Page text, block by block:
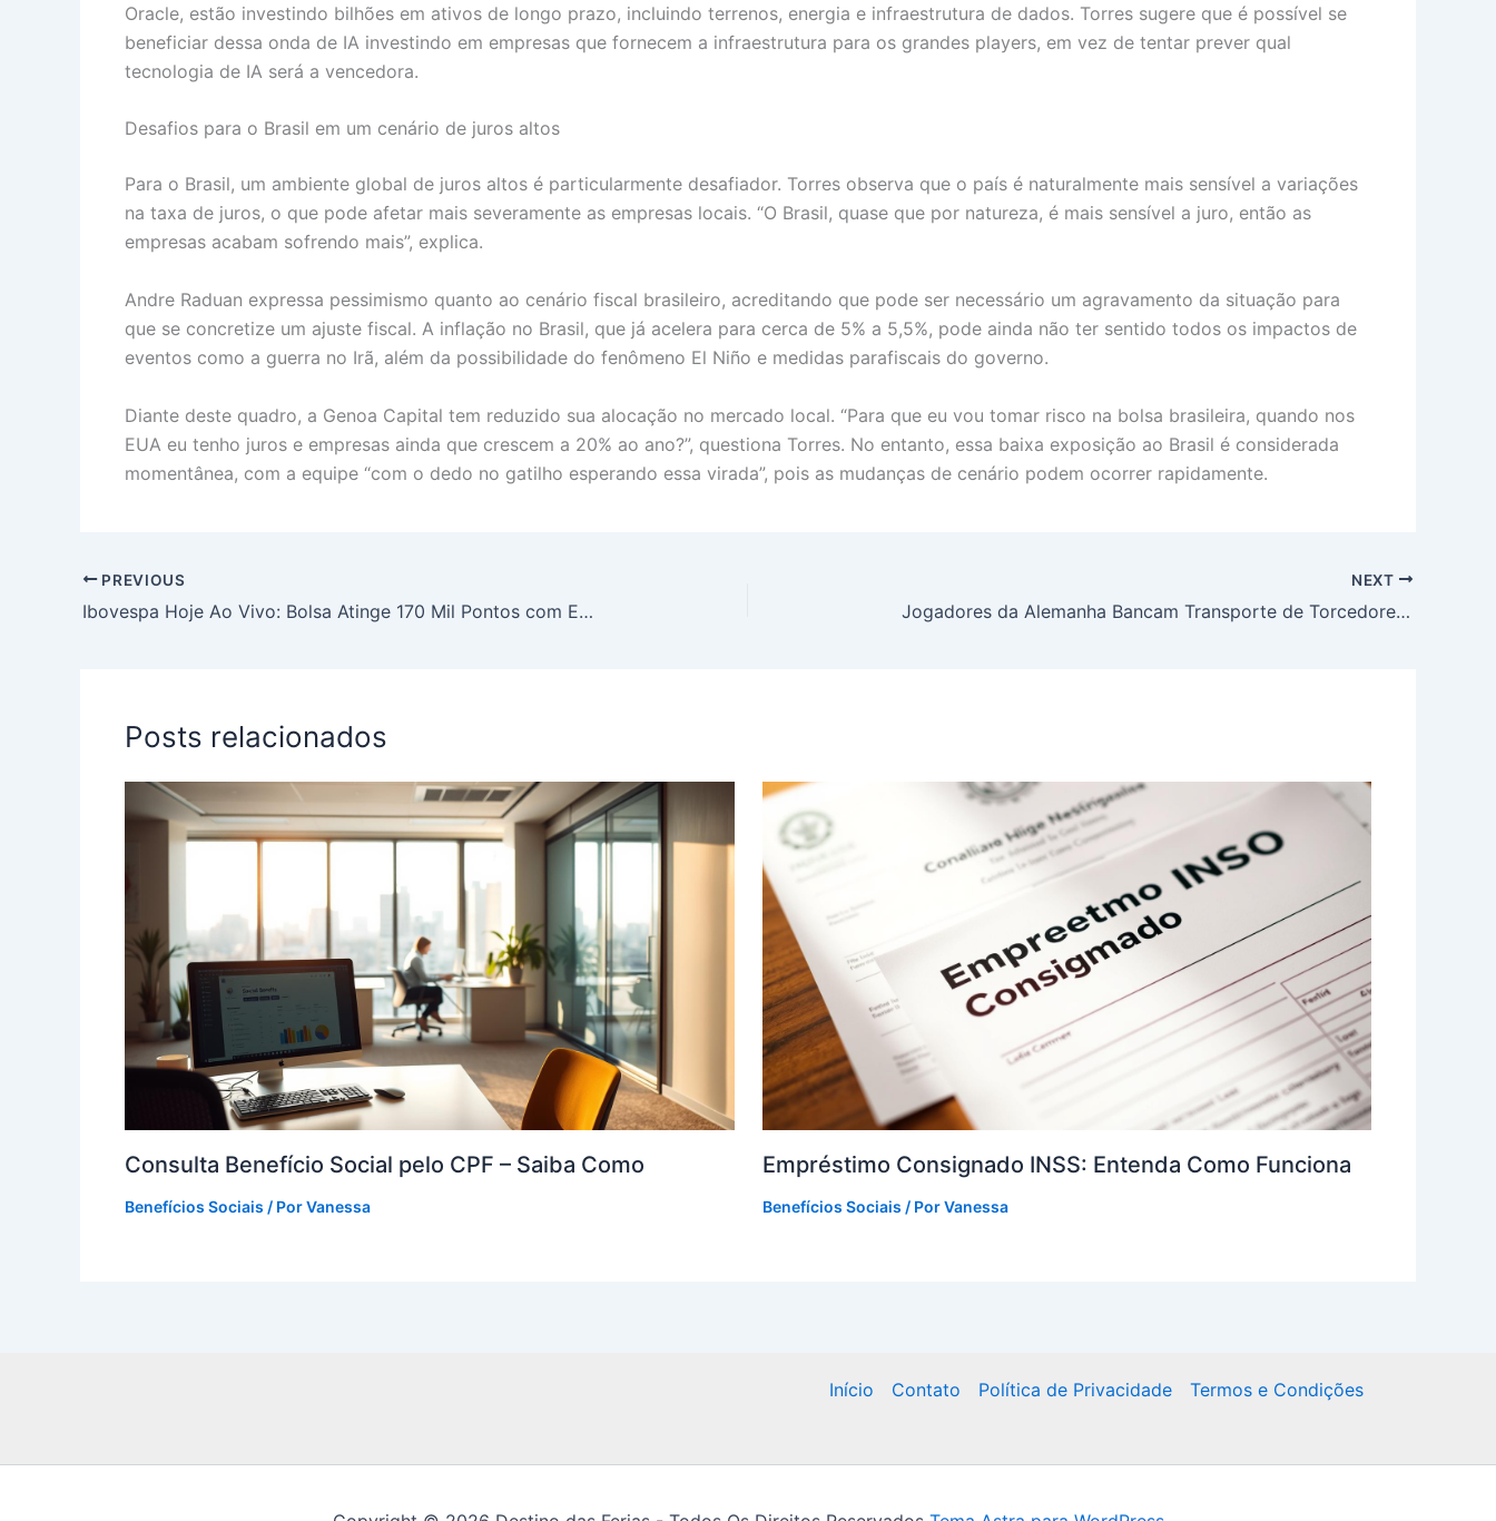
Oracle, estão investindo bilhões em ativos de longo prazo, incluindo terrenos, energia e infraestrutura de dados. Torres sugere que é possível se
beneficiar dessa onda de IA investindo em empresas que fornecem a infraestrutura para os grandes players, em vez de tentar prever qual
tecnologia de IA será a vencedora.
Desafios para o Brasil em um cenário de juros altos
Para o Brasil, um ambiente global de juros altos é particularmente desafiador. Torres observa que o país é naturalmente mais sensível a variações
na taxa de juros, o que pode afetar mais severamente as empresas locais. “O Brasil, quase que por natureza, é mais sensível a juro, então as
empresas acabam sofrendo mais”, explica.
Andre Raduan expressa pessimismo quanto ao cenário fiscal brasileiro, acreditando que pode ser necessário um agravamento da situação para
que se concretize um ajuste fiscal. A inflação no Brasil, que já acelera para cerca de 5% a 5,5%, pode ainda não ter sentido todos os impactos de
eventos como a guerra no Irã, além da possibilidade do fenômeno El Niño e medidas parafiscais do governo.
Diante deste quadro, a Genoa Capital tem reduzido sua alocação no mercado local. “Para que eu vou tomar risco na bolsa brasileira, quando nos
EUA eu tenho juros e empresas ainda que crescem a 20% ao ano?”, questiona Torres. No entanto, essa baixa exposição ao Brasil é considerada
momentânea, com a equipe “com o dedo no gatilho esperando essa virada”, pois as mudanças de cenário podem ocorrer rapidamente.
PREVIOUS
Ibovespa Hoje Ao Vivo: Bolsa Atinge 170 Mil Pontos com Exterior Positivo e Foco em IA; Dólar Cai e Juros Recuam
NEXT
Jogadores da Alemanha Bancam Transporte de Torcedores para Jogo da Copa do Mundo Após Críticas de Custos Elevados
Posts relacionados
Consulta Benefício Social pelo CPF – Saiba Como
Benefícios Sociais / PorVanessa
Empréstimo Consignado INSS: Entenda Como Funciona
Benefícios Sociais / PorVanessa
Início Contato Política de Privacidade Termos e Condições